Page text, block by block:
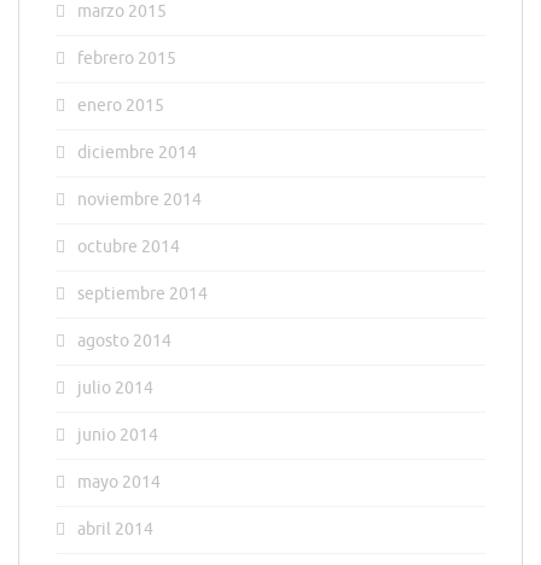
marzo 2015
febrero 2015
enero 2015
diciembre 2014
noviembre 2014
octubre 2014
septiembre 2014
agosto 2014
julio 2014
junio 2014
mayo 2014
abril 2014